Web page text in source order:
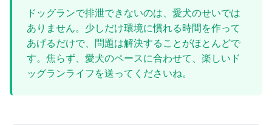
ドッグランで排泄できないのは、愛犬のせいでは
ありません。少しだけ環境に慣れる時間を作って
あげるだけで、問題は解決することがほとんどで
す。焦らず、愛犬のペースに合わせて、楽しいド
ッグランライフを送ってくださいね。